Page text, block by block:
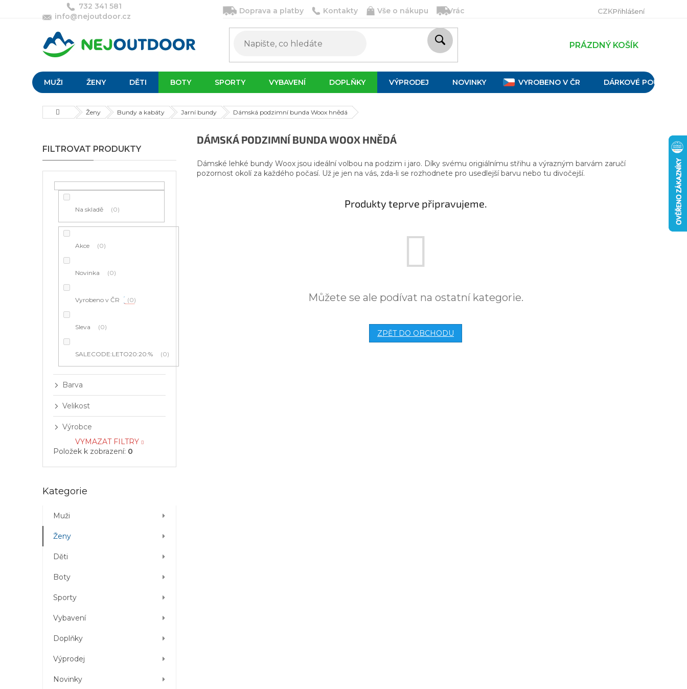
732 341 581
info@nejoutdoor.cz
Doprava a platby Kontakty Vše o nákupu Vrácení, výměna a reklamace Velikostní tabulky
CZKPřihlášení
PRÁZDNÝ KOŠÍK
MUŽI ŽENY DĚTI BOTY SPORTY VYBAVENÍ DOPLŇKY VÝPRODEJ NOVINKY VYROBENO V ČR DÁRKOVÉ POUKAZY
DomůŽeny Bundy a kabáty Jarní bundy Dámská podzimní bunda Woox hnědá
o
s
t
Na skladě 0
Akce 0
Novinka 0
Vyrobeno v ČR 0
Sleva 0
SALECODE:LETO20:20:% 0
Barva
Velikost
Výrobce
VYMAZAT FILTRY
Položek k zobrazení: 0
Přeskočit
Kategorie
Muži
Ženy
Děti
Boty
Sporty
Vybavení
Doplňky
Výprodej
Novinky
DÁMSKÁ PODZIMNÍ BUNDA WOOX HNĚDÁ
Dámské lehké bundy Woox jsou ideální volbou na podzim i jaro. Díky svému origiálnímu střihu a výrazným barvám zaručí
pozornost okolí za každého počasí. Už je jen na vás, zda-li se rozhodnete pro usedlejší barvu nebo tu divočejší.
Produkty teprve připravujeme.
Můžete se ale podívat na ostatní kategorie.
ZPĚT DO OBCHODU